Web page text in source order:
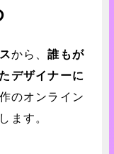
から、誰もが
デザイナーに
のオンライン
ます。